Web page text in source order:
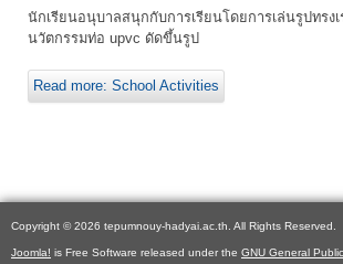
นักเรียนอนุบาลสนุกกับการเรียนโดยการเล่นรูปทรง
นวัตกรรมท่อ upvc ดัดขึ้นรูป
Read more: School Activities
Copyright © 2026 tepumnouy-hadyai.ac.th. All Rights Reserved.
Joomla! is Free Software released under the GNU General